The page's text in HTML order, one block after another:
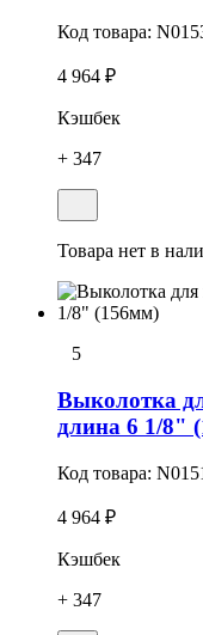
Код товара:
4 964 ₽
Кэшбек
+ 347
Товара нет в
5
Выколотка
длина 6 1/8"
Код товара:
4 964 ₽
Кэшбек
+ 347